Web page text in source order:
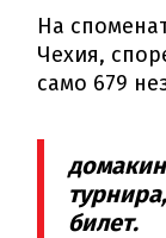
На
Чехия,
само 679
билет.